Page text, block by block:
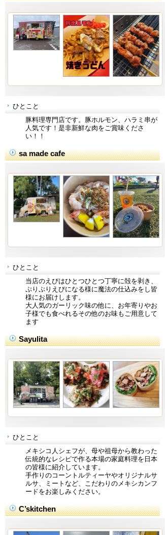
ひとこと
豚料理専門店です。豚ホルモン、ハラミ串が
人気です！是非新鮮な肉をご賞味くださ
い！！
sa made cafe
ひとこと
当店のえびはひとつひとつ丁寧に殻を剥き、
ぷりぷりえびになる様に魔法の仕込みをし皆
様にお届けします。
大人気のガーリック味の他に、お年寄りやお
子様でも食べれるその他のお味もご用意して
ます
Sayulita
ひとこと
メキシコ人シェフが、母や祖母から教わった
伝統的なレシピで作る本場の家庭料理を日本
の皆様に紹介しています。
手作りのコーントルティーヤやオリジナルサ
ルサ、ミートなど、こだわりのメキシカンフ
ードをお楽しみください。
C’skitchen